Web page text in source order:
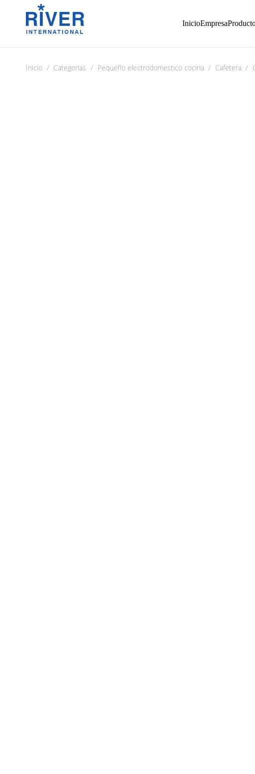
InicioEmpresa
Inicio / Categorias / Pequeño electrodomestico cocina / Cafetera /